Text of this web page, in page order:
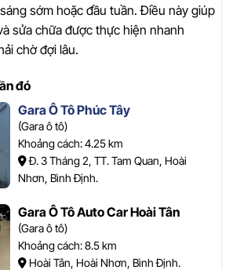
sớm hoặc đầu tuần. Điều này giúp
sửa chữa được thực hiện nhanh
chờ đợi lâu.
đó
Gara Ô Tô Phúc Tây
(Gara ô tô)
Khoảng cách: 4.25 km
Đ. 3 Tháng 2, TT. Tam Quan, Hoài
Nhơn, Bình Định.
Gara Ô Tô Auto Car Hoài Tân
(Gara ô tô)
Khoảng cách: 8.5 km
Hoài Tân, Hoài Nhơn, Bình Định.